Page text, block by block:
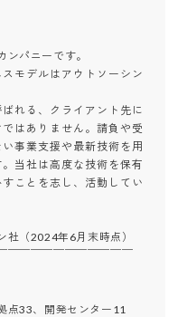
パニーです。
モデルはアウトソーシン
れる、クライアント先に
はありません。請負や受
事業支援や最新技術を用
当社は高度な技術を保有
ことを志し、活動してい
社（2024年6月末時点）
点33、開発センター11